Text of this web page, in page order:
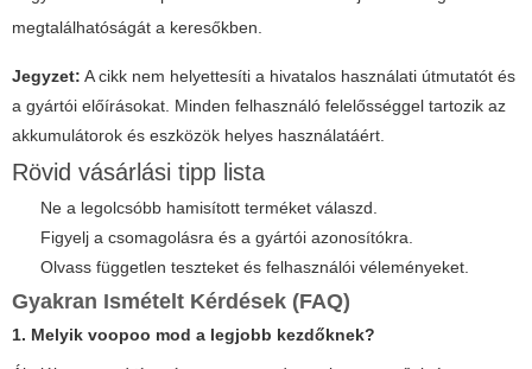
megtalálhatóságát a keresőkben.
Jegyzet: A cikk nem helyettesíti a hivatalos használati útmutatót és
a gyártói előírásokat. Minden felhasználó felelősséggel tartozik az
akkumulátorok és eszközök helyes használatáért.
Rövid vásárlási tipp lista
Ne a legolcsóbb hamisított terméket válaszd.
Figyelj a csomagolásra és a gyártói azonosítókra.
Olvass független teszteket és felhasználói véleményeket.
Gyakran Ismételt Kérdések (FAQ)
1. Melyik voopoo mod a legjobb kezdőknek?